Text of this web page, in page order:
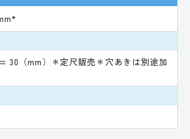
30（mm）＊定尺販売＊穴あきは別途加